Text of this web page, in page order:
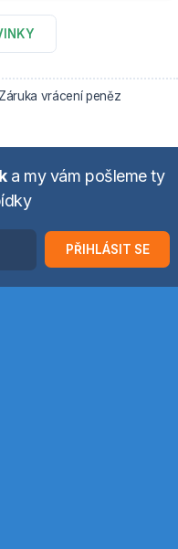
Záruka vrácení peněz
a my vám pošleme ty
PŘIHLÁSIT SE